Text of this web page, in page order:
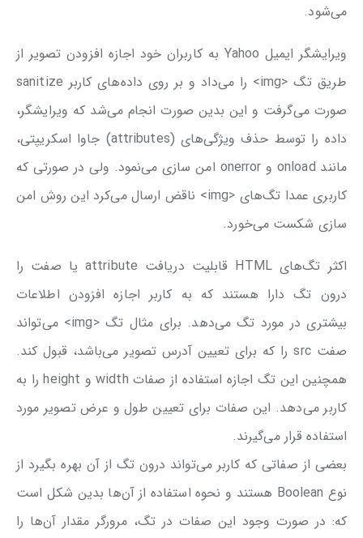
می‌شود.
ویرایشگر ایمیل Yahoo به کاربران خود اجازه افزودن تصویر از
طریق تگ <img> را می‌داد و بر روی داده‌های کاربر sanitize
صورت می‌گرفت و این بدین صورت انجام می‌شد که ویرایشگر،
داده را توسط حذف ویژگی‌های (attributes) جاوا اسکریپتی،
مانند onload و onerror امن سازی می‌نمود. ولی در صورتی که
کاربری عمدا تگ‌های <img> ناقض ارسال می‌کرد این روش امن
سازی شکست می‌خورد.
اکثر تگ‌های HTML قابلیت دریافت attribute یا صفت را
درون تگ دارا هستند که به کاربر اجازه افزودن اطلاعات
بیشتری در مورد تگ می‌دهد. برای مثال تگ <img> می‌تواند
صفت src را که برای تعیین آدرس تصویر می‌باشد، قبول کند.
همچنین این تگ اجازه استفاده از صفات width و height را به
کاربر می‌دهد. این صفات برای تعیین طول و عرض تصویر مورد
استفاده قرار می‌گیرند.
بعضی از صفاتی که کاربر می‌تواند درون تگ از آن بهره بگیرد از
نوع Boolean هستند و نحوه استفاده از آن‌ها بدین شکل است
که: در صورت وجود این صفات در تگ، مرورگر مقدار آن‌ها را